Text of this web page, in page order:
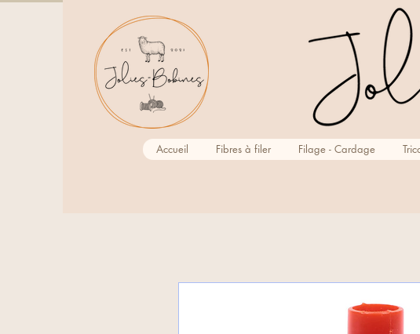
Accueil Fibres à filer Filage - Cardage